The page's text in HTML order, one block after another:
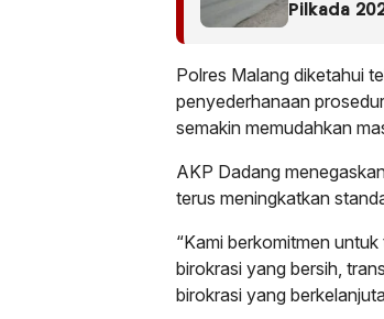
Pilkada
Polres Malang diketahui
penyederhanaan
semakin memudahkan
AKP Dadang
terus meningkatkan
“Kami berkomitmen
birokrasi yang bersih,
birokrasi yang